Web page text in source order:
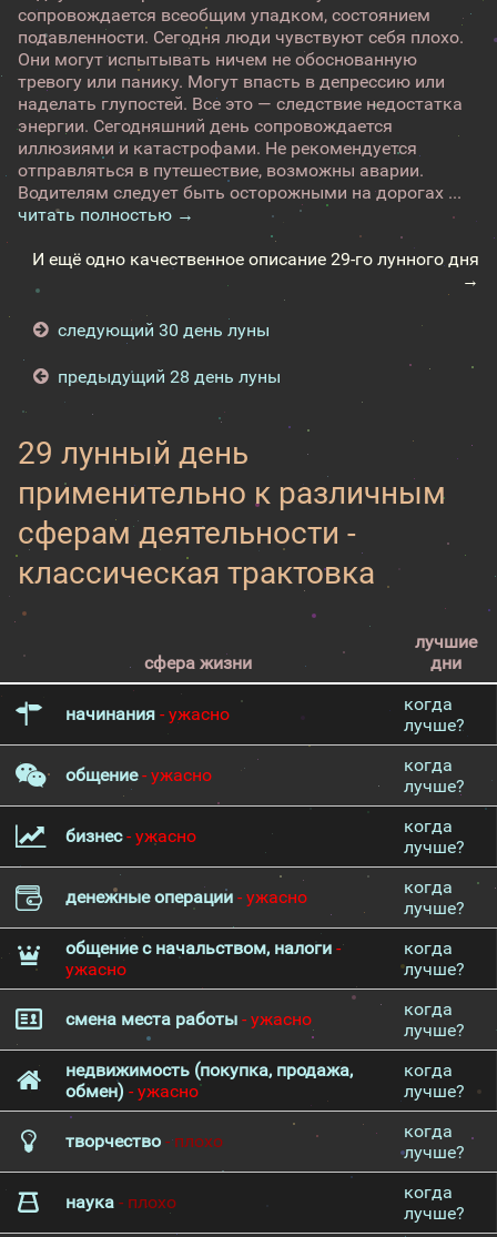
сопровождается всеобщим упадком, состоянием
подавленности. Сегодня люди чувствуют себя плохо.
Они могут испытывать ничем не обоснованную
тревогу или панику. Могут впасть в депрессию или
наделать глупостей. Все это — следствие недостатка
энергии. Сегодняшний день сопровождается
иллюзиями и катастрофами. Не рекомендуется
отправляться в путешествие, возможны аварии.
Водителям следует быть осторожными на дорогах ...
читать полностью →
И ещё одно качественное описание 29-го лунного дня
→
следующий 30 день луны
предыдущий 28 день луны
29 лунный день
применительно к различным
сферам деятельности -
классическая трактовка
сфера жизни
лучшие
дни
начинания - ужасно
когда
лучше?
общение- ужасно
когда
лучше?
бизнес- ужасно
когда
лучше?
денежные операции - ужасно
когда
лучше?
общение с начальством, налоги -
ужасно
когда
лучше?
смена места работы - ужасно
когда
лучше?
недвижимость (покупка, продажа,
обмен) - ужасно
когда
лучше?
творчество - плохо
когда
лучше?
наука - плохо
когда
лучше?